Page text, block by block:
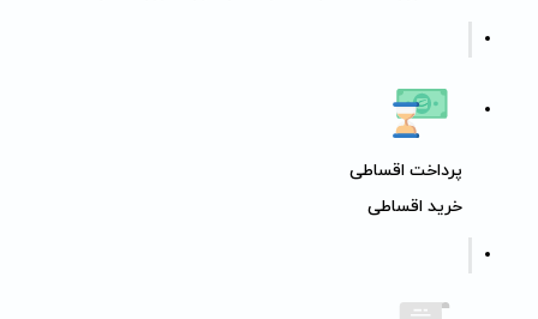
پرداخت اقساطی
خرید اقساطی